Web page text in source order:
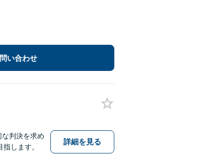
い合わせ
判決を求め
します。
詳細を見る